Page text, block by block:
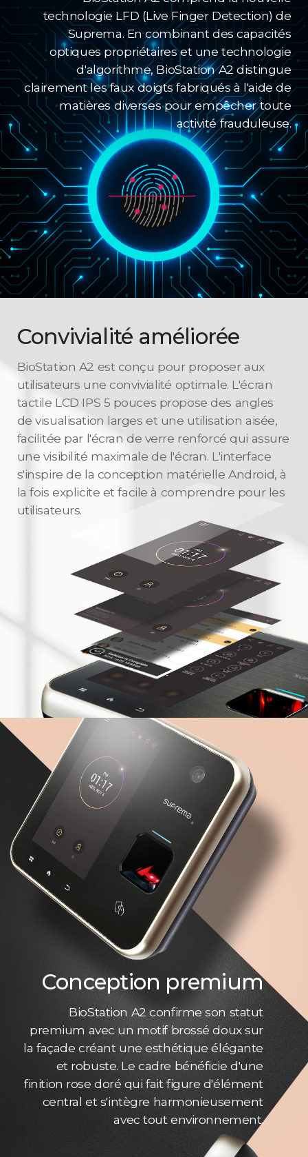
technologie LFD (Live Finger Detection) de
Suprema. En combinant des capacités
optiques propriétaires et une technologie
d'algorithme, BioStation A2 distingue
clairement les faux doigts fabriqués à l'aide de
matières diverses pour empêcher toute
activité frauduleuse.
Convivialité améliorée
BioStation A2 est conçu pour proposer aux
utilisateurs une convivialité optimale. L'écran
tactile LCD IPS 5 pouces propose des angles
de visualisation larges et une utilisation aisée,
facilitée par l'écran de verre renforcé qui assure
une visibilité maximale de l'écran. L'interface
s'inspire de la conception matérielle Android, à
la fois explicite et facile à comprendre pour les
utilisateurs.
Conception premium
BioStation A2 confirme son statut
premium avec un motif brossé doux sur
la façade créant une esthétique élégante
et robuste. Le cadre bénéficie d'une
finition rose doré qui fait figure d'élément
central et s'intègre harmonieusement
avec tout environnement.